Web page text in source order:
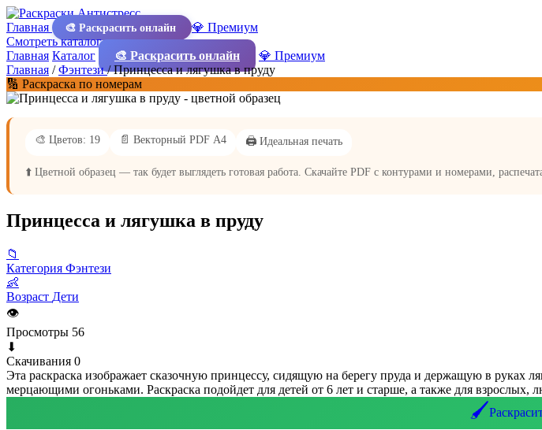
Главная 🎨 Раскрасить онлайн
💎 Премиум
Смотреть каталог
Главная Каталог 🎨 Раскрасить онлайн
💎 Премиум
Главная /Фэнтези/Принцесса и лягушка в пруду
🔢 Раскраска по номерам
🎨 Цветов: 19 📄 Векторный PDF А4 🖨️ Идеальная печать
⬆️ Цветной образец — так будет выглядеть готовая работа. Скачайте PDF с контурами и номерами,
Принцесса и лягушка в пруду
📁
Категория Фэнтези
👶
Возраст Дети
👁
Просмотры 56
⬇
Скачивания 0
Эта раскраска изображает сказочную принцессу, сидящую на берегу пруда и держащую в руках
мерцающими огоньками. Раскраска подойдет для детей от 6 лет и старше, а также для взрослых,
🖌️